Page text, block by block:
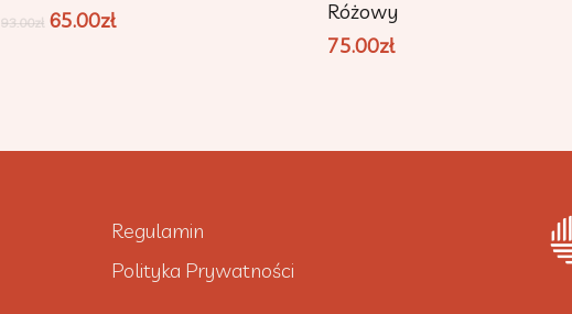
93.00zł 65.00zł
Różowy
75.00zł
Regulamin
Polityka Prywatności